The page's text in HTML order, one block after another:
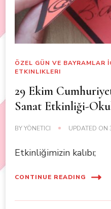
ÖZEL GÜN VE BAYRAMLAR
ETKINLIKLERI
29 Ekim
Sanat Etkinliği-
BYYÖNETICI UPDATED ON
Etkinliğimizin kalıbı;
CONTINUE READING